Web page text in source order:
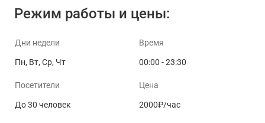
Режим работы и цены:
Дни недели
Пн, Вт, Ср, Чт
Время
00:00 - 23:30
Посетители
До 30 человек
Цена
2000₽/час